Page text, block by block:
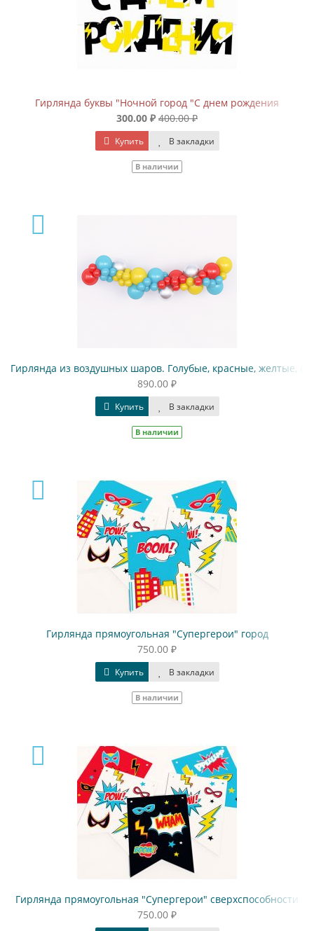
Гирлянда буквы "Ночной город "С днем рождения
300.00 ₽ 400.00 ₽
Купить В закладки
В наличии
Гирлянда из воздушных шаров. Голубые, красные, желтые,
890.00 ₽
Купить В закладки
В наличии
Гирлянда прямоугольная "Супергерои" город
750.00 ₽
Купить В закладки
В наличии
Гирлянда прямоугольная "Супергерои" сверхспособности
750.00 ₽